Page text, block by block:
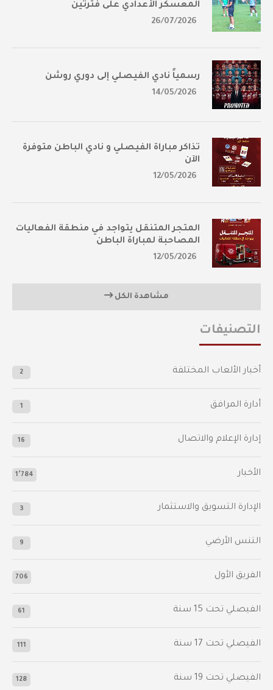
المعسكر الأعدادي على فترتين
26/07/2026
رسمياً نادي الفيصلي إلى دوري روشن
14/05/2026
تذاكر مباراة الفيصلي و نادي الباطن متوفرة
الآن
12/05/2026
المتجر المتنقل يتواجد في منطقة الفعاليات
المصاحبة لمباراة الباطن
12/05/2026
مشاهدة الكل
التصنيفات
أخبار الألعاب المختلفة 2
أدارة المرافق 1
إدارة الإعلام والاتصال 16
الأخبار 1٬784
الإدارة التسويق والاستثمار 3
التنس الأرضي 9
الفريق الأول 706
الفيصلي‬⁩ تحت 15 سنة 61
‫الفيصلي‬⁩ تحت 17 سنة 111
الفيصلي‬⁩ تحت 19 سنة 128